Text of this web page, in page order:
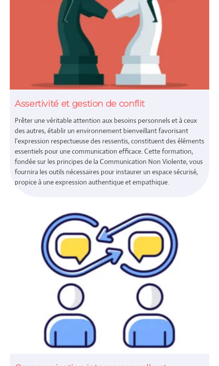
Assertivité et gestion de conflit
Prêter une véritable attention aux besoins personnels et à ceux
des autres, établir un environnement bienveillant favorisant
l’expression respectueuse des ressentis, constituent des éléments
essentiels pour une communication efficace. Cette formation,
fondée sur les principes de la Communication Non Violente, vous
fournira les outils nécessaires pour instaurer un espace sécurisé,
propice à une expression authentique et empathique.